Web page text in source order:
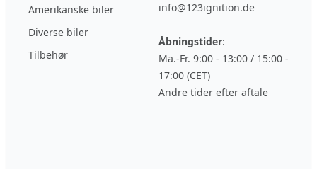
Amerikanske biler
Diverse biler
Tilbehør
info@123ignition.de
Åbningstider:
Ma.-Fr. 9:00 - 13:00 / 15:00 -
17:00 (CET)
Andre tider efter aftale